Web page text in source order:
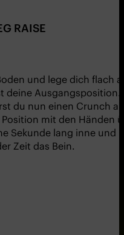
RAISE
und lege dich flach
deine Ausgangsposition.
du nun einen Crunch
mit den Händen
Sekunde lang inne
Zeit das Bein.